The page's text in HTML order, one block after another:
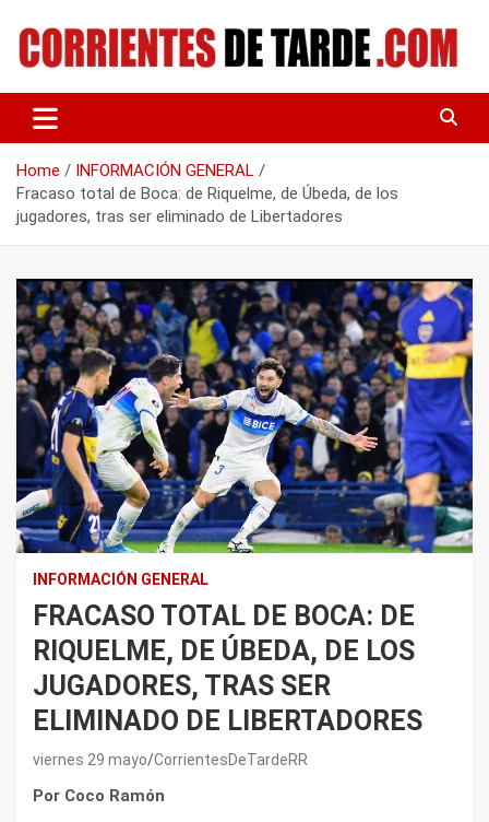
content
CORRIENTES DE TARDE
Home
INFORMACIÓN GENERAL
Fracaso total de Boca: de Riquelme, de Úbeda, de los
jugadores, tras ser eliminado de Libertadores
INFORMACIÓN GENERAL
FRACASO TOTAL DE BOCA: DE
RIQUELME, DE ÚBEDA, DE LOS
JUGADORES, TRAS SER
ELIMINADO DE LIBERTADORES
viernes 29 mayo CorrientesDeTardeRR
Por Coco Ramón